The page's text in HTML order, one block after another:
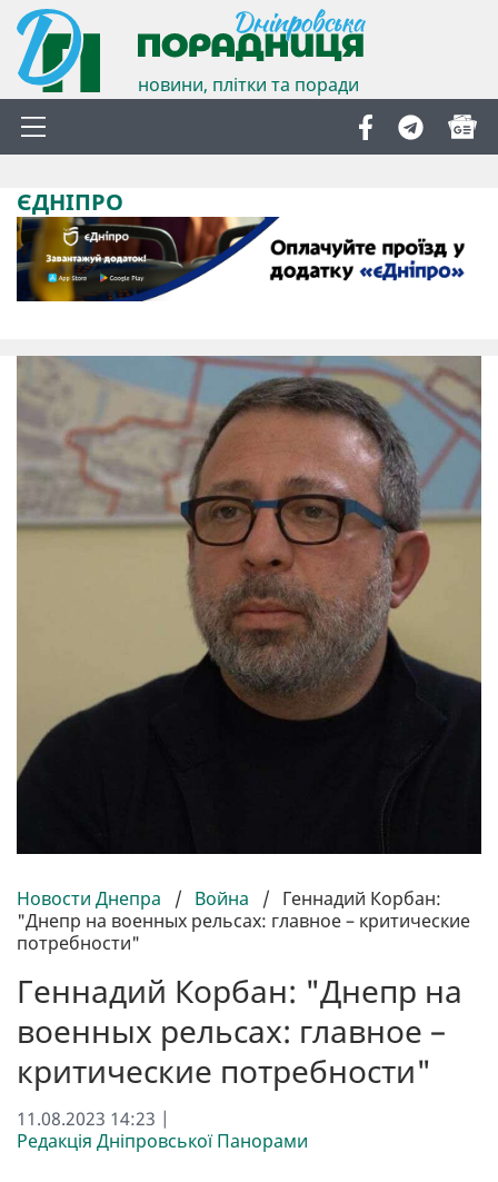
новини, плітки та поради
ЄДНІПРО
Новости Днепра / Война / Геннадий Корбан:
"Днепр на военных рельсах: главное – критические
потребности"
Геннадий Корбан: "Днепр на
военных рельсах: главное –
критические потребности"
11.08.2023 14:23 |
Редакція Дніпровської Панорами